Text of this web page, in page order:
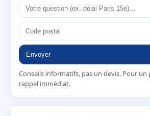
Envoyer
Conseils informatifs, pas un devis. Pour un
rappel immédiat.